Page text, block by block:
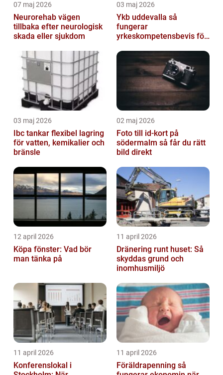
07 maj 2026
Neurorehab vägen
tillbaka efter neurologisk
skada eller sjukdom
03 maj 2026
Ykb uddevalla så
fungerar
yrkeskompetensbevis för
03 maj 2026
Ibc tankar flexibel lagring
för vatten, kemikalier och
bränsle
02 maj 2026
Foto till id-kort på
södermalm så får du rätt
bild direkt
12 april 2026
Köpa fönster: Vad bör
man tänka på
11 april 2026
Dränering runt huset: Så
skyddas grund och
inomhusmiljö
11 april 2026
Konferenslokal i
11 april 2026
Föräldrapenning så